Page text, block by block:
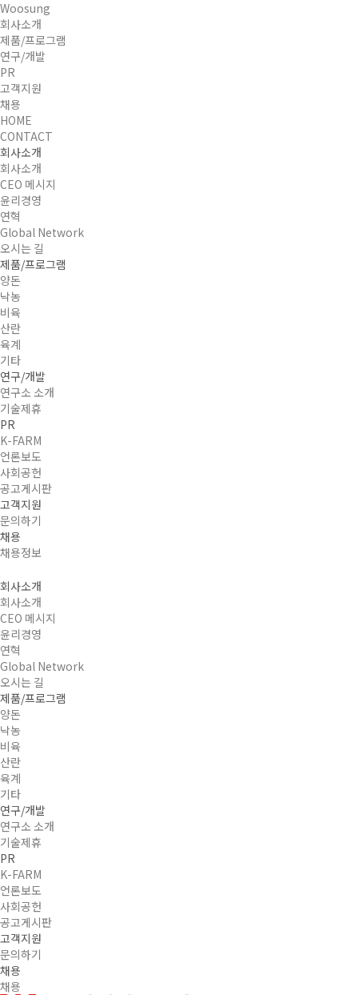
Woosung
회사소개
제품/프로그램
연구/개발
PR
고객지원
채용
HOME
CONTACT
회사소개
회사소개
CEO 메시지
윤리경영
연혁
Global Network
오시는 길
제품/프로그램
양돈
낙농
비육
산란
육계
기타
연구/개발
연구소 소개
기술제휴
PR
K-FARM
언론보도
사회공헌
공고게시판
고객지원
문의하기
채용
채용정보
회사소개
회사소개
CEO 메시지
윤리경영
연혁
Global Network
오시는 길
제품/프로그램
양돈
낙농
비육
산란
육계
기타
연구/개발
연구소 소개
기술제휴
PR
K-FARM
언론보도
사회공헌
공고게시판
고객지원
문의하기
채용
채용